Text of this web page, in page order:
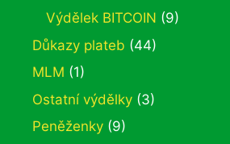
Výdělek BITCOIN (9)
Důkazy plateb (44)
MLM (1)
Ostatní výdělky (3)
Peněženky (9)